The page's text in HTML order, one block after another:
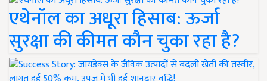
एथेनॉल का अधूरा हिसाब: ऊर्जा
सुरक्षा की कीमत कौन चुका रहा है?